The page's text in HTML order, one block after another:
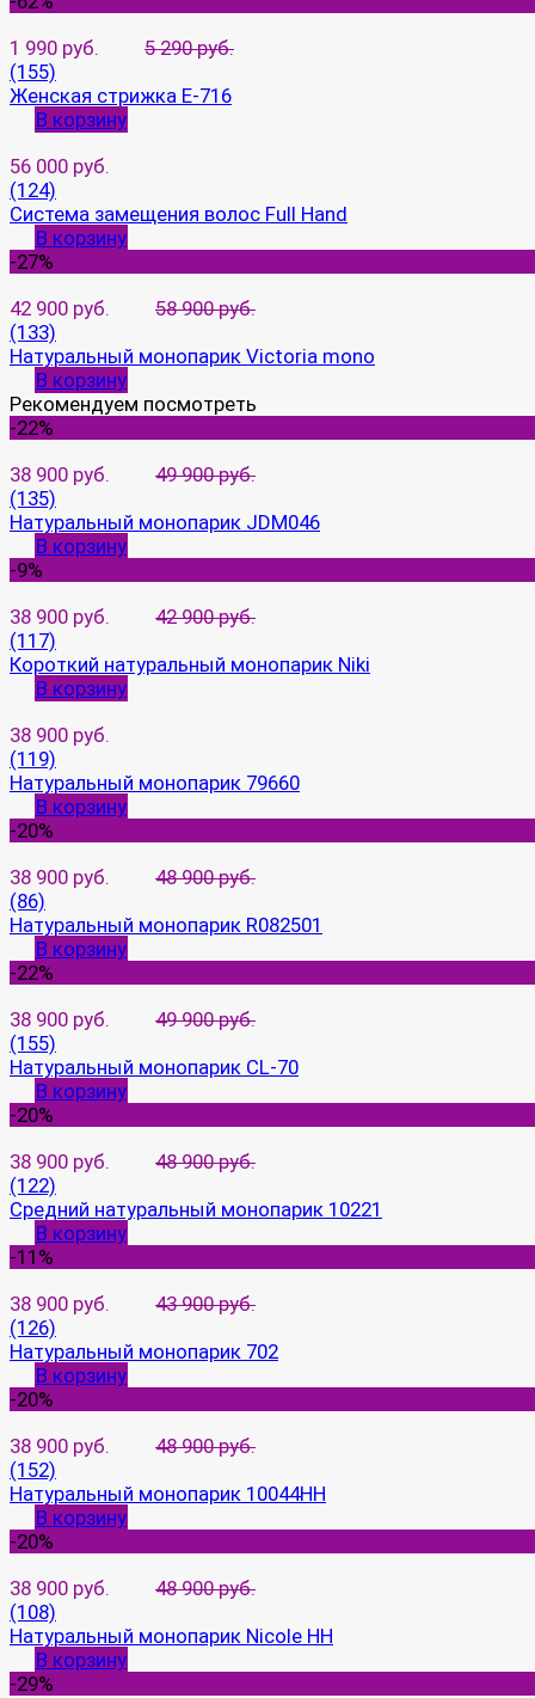
1 990 руб.
5 290 руб.
(155)
Женская стрижка E-716
В корзину
56 000 руб.
(124)
Система замещения волос Full Hand
В корзину
-27%
42 900 руб.
58 900 руб.
(133)
Натуральный монопарик Victoria mono
В корзину
Рекомендуем посмотреть
-22%
38 900 руб.
49 900 руб.
(135)
Натуральный монопарик JDM046
В корзину
-9%
38 900 руб.
42 900 руб.
(117)
Короткий натуральный монопарик Niki
В корзину
38 900 руб.
(119)
Натуральный монопарик 79660
В корзину
-20%
38 900 руб.
48 900 руб.
(86)
Натуральный монопарик R082501
В корзину
-22%
38 900 руб.
49 900 руб.
(155)
Натуральный монопарик CL-70
В корзину
-20%
38 900 руб.
48 900 руб.
(122)
Средний натуральный монопарик 10221
В корзину
-11%
38 900 руб.
43 900 руб.
(126)
Натуральный монопарик 702
В корзину
-20%
38 900 руб.
48 900 руб.
(152)
Натуральный монопарик 10044HH
В корзину
-20%
38 900 руб.
48 900 руб.
(108)
Натуральный монопарик Nicole HH
В корзину
-29%